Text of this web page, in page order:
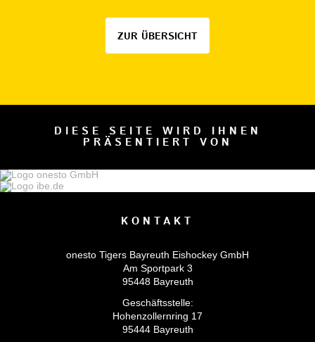
ZUR ÜBERSICHT
DIESE SEITE WIRD IHNEN
PRÄSENTIERT VON
KONTAKT
onesto Tigers Bayreuth Eishockey GmbH
Am Sportpark 3
95448 Bayreuth
Geschäftsstelle:
Hohenzollernring 17
95444 Bayreuth